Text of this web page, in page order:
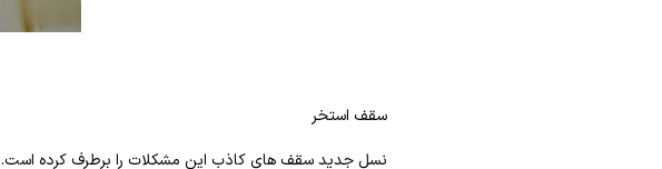
سقف استخر
نسل جدید سقف های کاذب این مشکلات را برطرف کرده است.